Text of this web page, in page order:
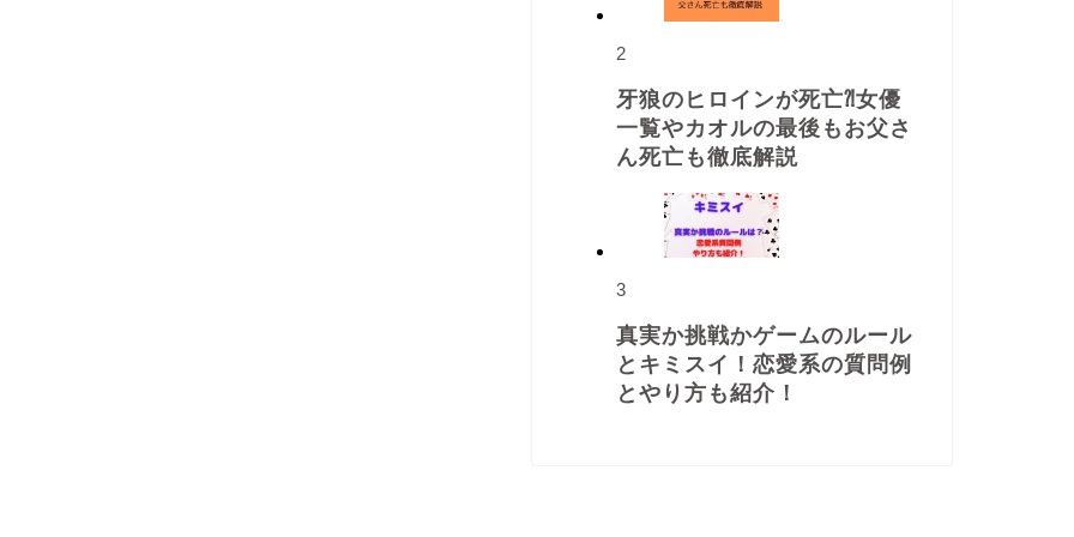
2
牙狼のヒロインが死亡⁈女優
一覧やカオルの最後もお父さ
ん死亡も徹底解説
3
真実か挑戦かゲームのルール
とキミスイ！恋愛系の質問例
とやり方も紹介！